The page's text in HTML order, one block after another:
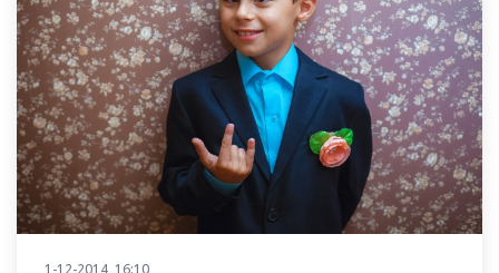
1-12-2014, 16:10